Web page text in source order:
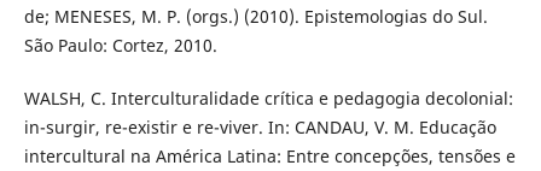
de; MENESES, M. P. (orgs.) (2010). Epistemologias do Sul.
São Paulo: Cortez, 2010.
WALSH, C. Interculturalidade crítica e pedagogia decolonial:
in-surgir, re-existir e re-viver. In: CANDAU, V. M. Educação
intercultural na América Latina: Entre concepções, tensões e